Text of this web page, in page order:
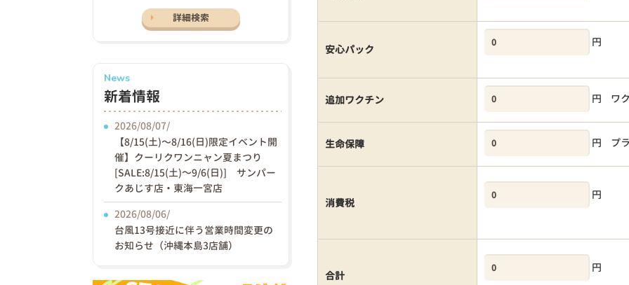
安心パック
円
追加ワクチン 円 ワ
生命保障 円 プ
消費税
円
合計
円
詳細検索
News
新着情報
2026/08/07/
【8/15(土)〜8/16(日)限定イベント開
催】クーリクワンニャン夏まつり
[SALE:8/15(土)～9/6(日)] サンパー
クあじす店・東海一宮店
2026/08/06/
台風13号接近に伴う営業時間変更の
お知らせ（沖縄本島3店舗）